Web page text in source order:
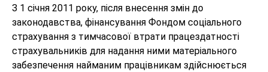
З 1 січня 2011 року, після внесення змін до
законодавства, фінансування Фондом соціального
страхування з тимчасової втрати працездатності
страхувальників для надання ними матеріального
забезпечення найманим працівникам здійснюється